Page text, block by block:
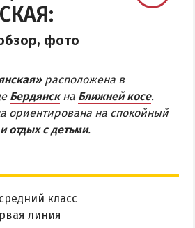
фото
расположена в
Бердянскна Ближней косе.
ориентирована на спокойный
отдых с детьми.
средний класс
линия